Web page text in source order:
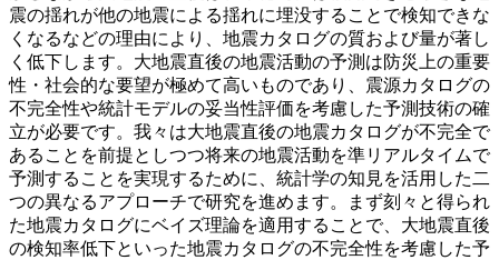
震の揺れが他の地震による揺れに埋没することで検知できな
くなるなどの理由により、地震カタログの質および量が著し
く低下します。大地震直後の地震活動の予測は防災上の重要
性・社会的な要望が極めて高いものであり、震源カタログの
不完全性や統計モデルの妥当性評価を考慮した予測技術の確
立が必要です。我々は大地震直後の地震カタログが不完全で
あることを前提としつつ将来の地震活動を準リアルタイムで
予測することを実現するために、統計学の知見を活用した二
つの異なるアプローチで研究を進めます。まず刻々と得られ
た地震カタログにベイズ理論を適用することで、大地震直後
の検知率低下といった地震カタログの不完全性を考慮した予